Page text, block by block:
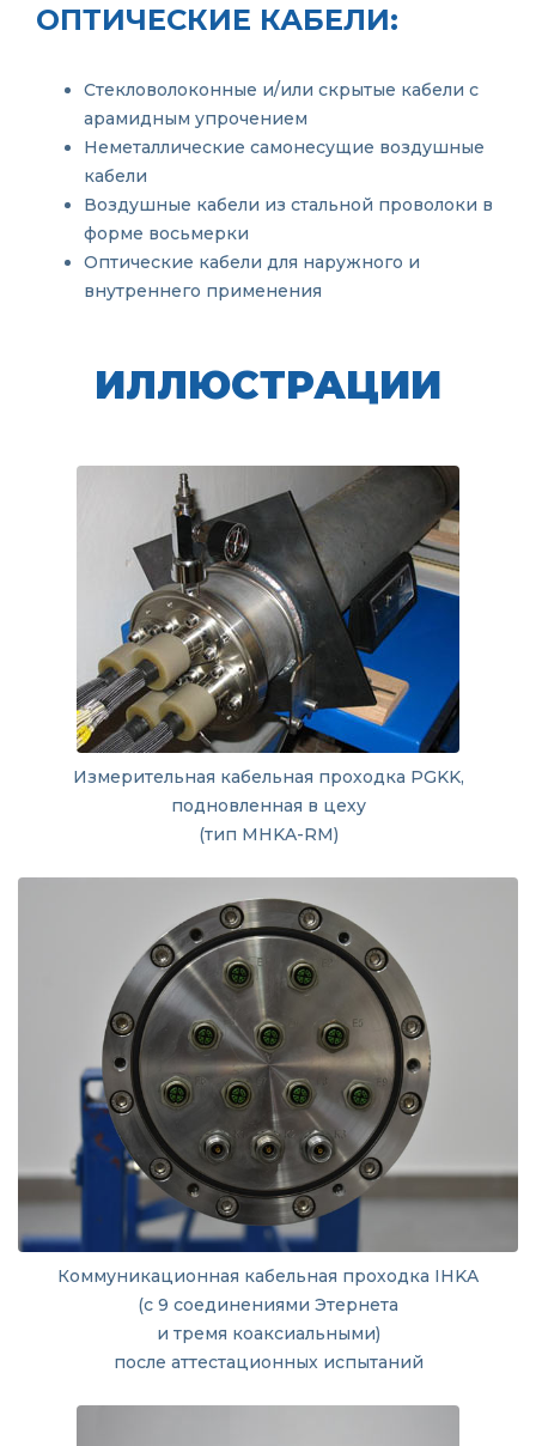
ОПТИЧЕСКИЕ КАБЕЛИ:
Стекловолоконные и/или скрытые кабели с
арамидным упрочением
Неметаллические самонесущие воздушные
кабели
Воздушные кабели из стальной проволоки в
форме восьмерки
Оптические кабели для наружного и
внутреннего применения
ИЛЛЮСТРАЦИИ
Измерительная кабельная проходка PGKK,
подновленная в цеху
(тип MHKA-RM)
Коммуникационная кабельная проходка IHKA
(с 9 соединениями Этернета
и тремя коаксиальными)
после аттестационных испытаний